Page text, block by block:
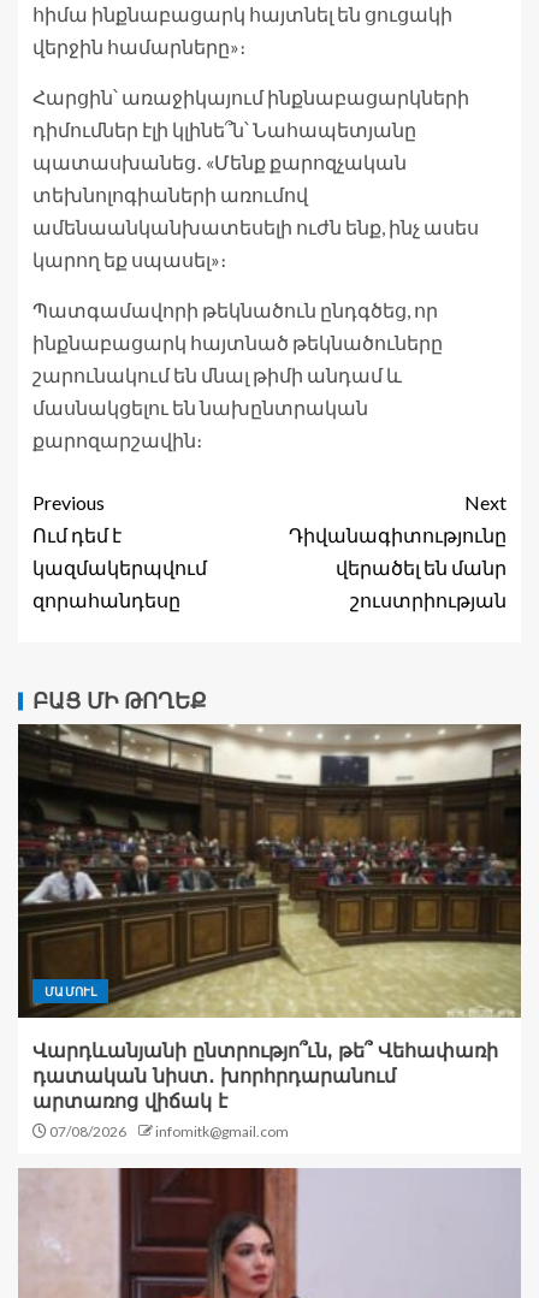
հիմա ինքնաբացարկ հայտնել են ցուցակի
վերջին համարները»։
Հարցին՝ առաջիկայում ինքնաբացարկների
դիմումներ էլի կլինե՞ն՝ Նահապետյանը
պատասխանեց․ «Մենք քարոզչական
տեխնոլոգիաների առումով
ամենաանկանխատեսելի ուժն ենք, ինչ ասես
կարող եք սպասել»։
Պատգամավորի թեկնածուն ընդգծեց, որ
ինքնաբացարկ հայտնած թեկնածուները
շարունակում են մնալ թիմի անդամ և
մասնակցելու են նախընտրական
քարոզարշավին։
Previous
Ում դեմ է
կազմակերպվում
զորահանդեսը
Next
Դիվանագիտությունը
վերածել են մանր
շուստրիության
ԲԱՑ ՄԻ ԹՈՂԵՔ
ՄԱՄՈՒԼ
Վարդևանյանի ընտրությո՞ւն, թե՞ Վեհափառի
դատական նիստ․ խորհրդարանում
արտառոց վիճակ է
07/08/2026 infomitk@gmail.com